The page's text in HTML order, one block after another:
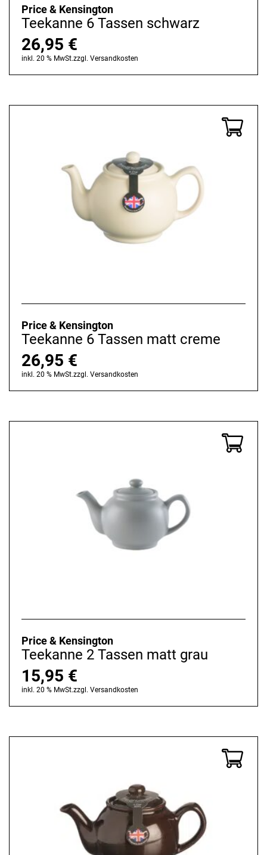
Price & Kensington
Teekanne 6 Tassen schwarz
26,95 €
inkl. 20 % MwSt.zzgl. Versandkosten
Price & Kensington
Teekanne 6 Tassen matt creme
26,95 €
inkl. 20 % MwSt.zzgl. Versandkosten
Price & Kensington
Teekanne 2 Tassen matt grau
15,95 €
inkl. 20 % MwSt.zzgl. Versandkosten